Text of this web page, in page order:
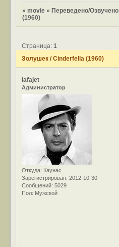
»movie » Переведено/Озвучено
(1960)
Золушек / Cinderfella (1960)
Страница:1
lafajet
Администратор
Откуда: Каунас
Зарегистрирован: 2012-10-30
Сообщений: 5029
Пол: Мужской